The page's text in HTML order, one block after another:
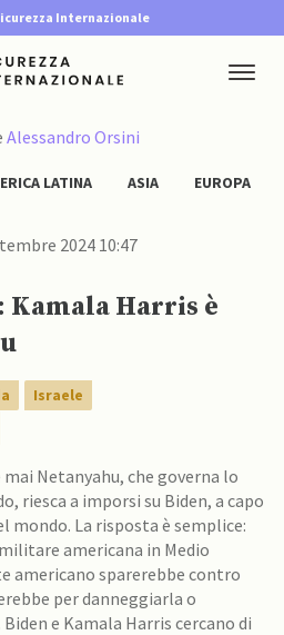
Internazionale
Alessandro Orsini
LATINA ASIA EUROPA
2024 10:47
Kamala Harris è
Israele
Netanyahu, che governa lo
riesca a imporsi su Biden, a capo
La risposta è semplice:
americana in Medio
americano sparerebbe contro
per danneggiarla o
e Kamala Harris cercano di